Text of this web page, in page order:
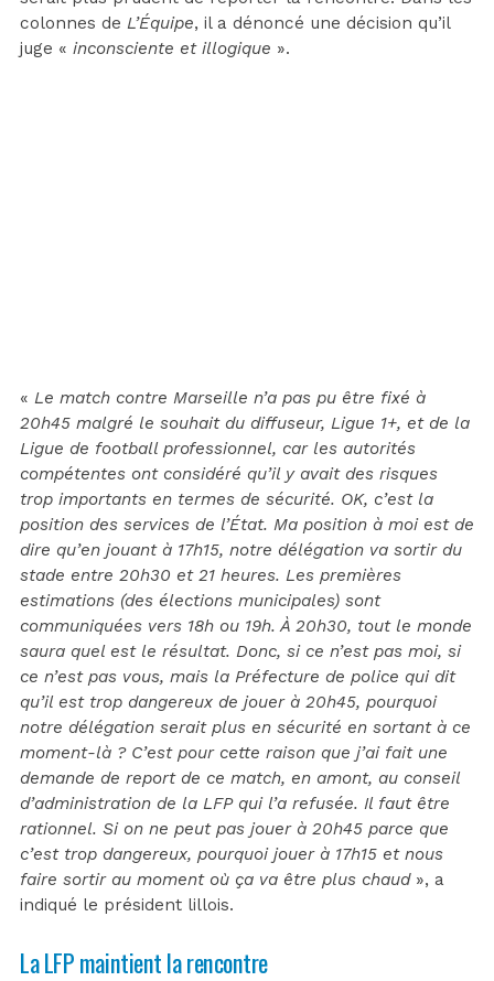
colonnes de L’Équipe, il a dénoncé une décision qu’il
juge « inconsciente et illogique ».
« Le match contre Marseille n’a pas pu être fixé à
20h45 malgré le souhait du diffuseur, Ligue 1+, et de la
Ligue de football professionnel, car les autorités
compétentes ont considéré qu’il y avait des risques
trop importants en termes de sécurité. OK, c’est la
position des services de l’État. Ma position à moi est de
dire qu’en jouant à 17h15, notre délégation va sortir du
stade entre 20h30 et 21 heures. Les premières
estimations (des élections municipales) sont
communiquées vers 18h ou 19h. À 20h30, tout le monde
saura quel est le résultat. Donc, si ce n’est pas moi, si
ce n’est pas vous, mais la Préfecture de police qui dit
qu’il est trop dangereux de jouer à 20h45, pourquoi
notre délégation serait plus en sécurité en sortant à ce
moment-là ? C’est pour cette raison que j’ai fait une
demande de report de ce match, en amont, au conseil
d’administration de la LFP qui l’a refusée. Il faut être
rationnel. Si on ne peut pas jouer à 20h45 parce que
c’est trop dangereux, pourquoi jouer à 17h15 et nous
faire sortir au moment où ça va être plus chaud», a
indiqué le président lillois.
La LFP maintient la rencontre